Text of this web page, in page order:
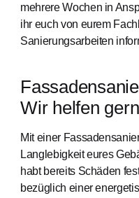
mehrere Wochen in
ihr euch von eurem
Sanierungsarbeiten
Wir helfen
Mit einer
Langlebigkeit eures
habt bereits Schäden
bezüglich einer